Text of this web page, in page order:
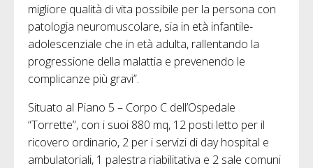
migliore qualità di vita possibile per la persona con
patologia neuromuscolare, sia in età infantile-
adolescenziale che in età adulta, rallentando la
progressione della malattia e prevenendo le
complicanze più gravi”.
Situato al Piano 5 – Corpo C dell’Ospedale
“Torrette”, con i suoi 880 mq, 12 posti letto per il
ricovero ordinario, 2 per i servizi di day hospital e
ambulatoriali, 1 palestra riabilitativa e 2 sale comuni